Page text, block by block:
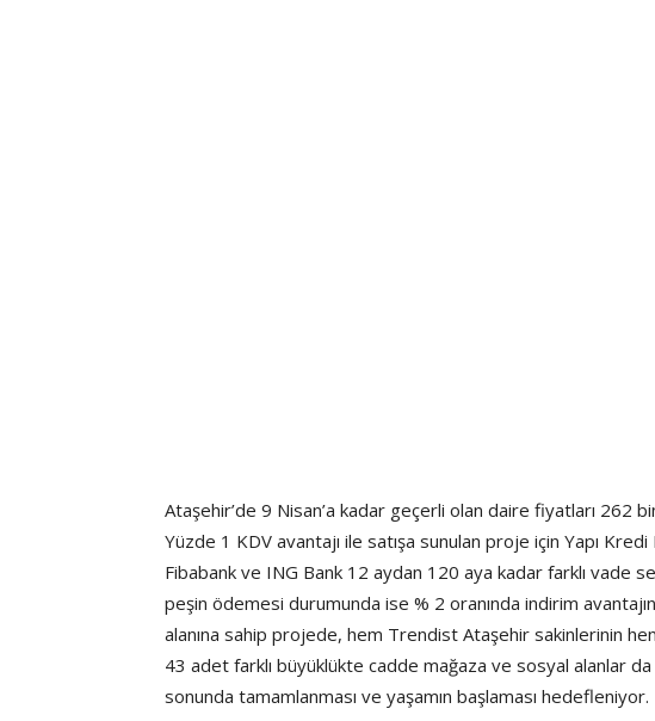
Ataşehir’de 9 Nisan’a kadar geçerli olan daire fiyatları 262
Yüzde 1 KDV avantajı ile satışa sunulan proje için Yapı
Fibabank ve ING Bank 12 aydan 120 aya kadar farklı vade
peşin ödemesi durumunda ise % 2 oranında indirim
alanına sahip projede, hem Trendist Ataşehir sakinlerinin
43 adet farklı büyüklükte cadde mağaza ve sosyal alanlar
sonunda tamamlanması ve yaşamın başlaması hedefleniyor.